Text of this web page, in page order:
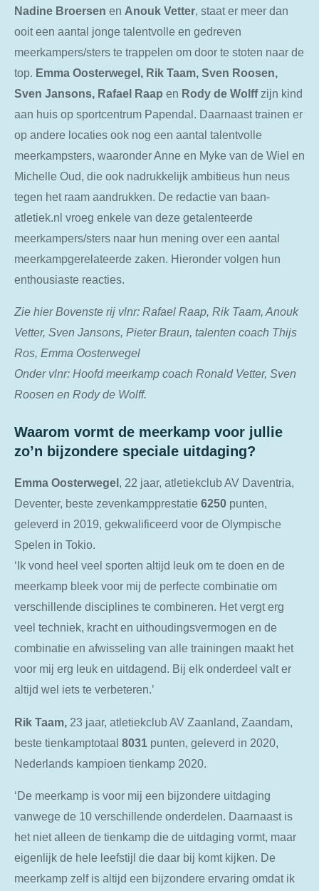
Nadine Broersen en Anouk Vetter, staat er meer dan
ooit een aantal jonge talentvolle en gedreven
meerkampers/sters te trappelen om door te stoten naar de
top. Emma Oosterwegel, Rik Taam, Sven Roosen,
Sven Jansons, Rafael Raap en Rody de Wolffzijn kind
aan huis op sportcentrum Papendal. Daarnaast trainen er
op andere locaties ook nog een aantal talentvolle
meerkampsters, waaronder Anne en Myke van de Wiel en
Michelle Oud, die ook nadrukkelijk ambitieus hun neus
tegen het raam aandrukken. De redactie van baan-
atletiek.nl vroeg enkele van deze getalenteerde
meerkampers/sters naar hun mening over een aantal
meerkampgerelateerde zaken. Hieronder volgen hun
enthousiaste reacties.
Zie hier Bovenste rij vlnr: Rafael Raap, Rik Taam, Anouk
Vetter, Sven Jansons, Pieter Braun, talenten coach Thijs
Ros, Emma Oosterwegel
Onder vlnr: Hoofd meerkamp coach Ronald Vetter, Sven
Roosen en Rody de Wolff.
Waarom vormt de meerkamp voor jullie
zo’n bijzondere speciale uitdaging?
Emma Oosterwegel, 22 jaar, atletiekclub AV Daventria,
Deventer, beste zevenkampprestatie 6250 punten,
geleverd in 2019, gekwalificeerd voor de Olympische
Spelen in Tokio.
‘Ik vond heel veel sporten altijd leuk om te doen en de
meerkamp bleek voor mij de perfecte combinatie om
verschillende disciplines te combineren. Het vergt erg
veel techniek, kracht en uithoudingsvermogen en de
combinatie en afwisseling van alle trainingen maakt het
voor mij erg leuk en uitdagend. Bij elk onderdeel valt er
altijd wel iets te verbeteren.’
Rik Taam, 23 jaar, atletiekclub AV Zaanland, Zaandam,
beste tienkamptotaal 8031 punten, geleverd in 2020,
Nederlands kampioen tienkamp 2020.
‘De meerkamp is voor mij een bijzondere uitdaging
vanwege de 10 verschillende onderdelen. Daarnaast is
het niet alleen de tienkamp die de uitdaging vormt, maar
eigenlijk de hele leefstijl die daar bij komt kijken. De
meerkamp zelf is altijd een bijzondere ervaring omdat ik